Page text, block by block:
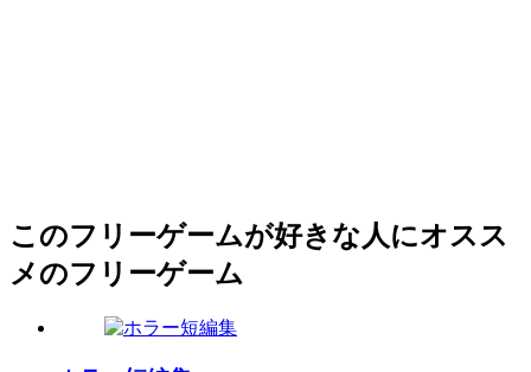
このフリーゲームが好きな人にオスス
メのフリーゲーム